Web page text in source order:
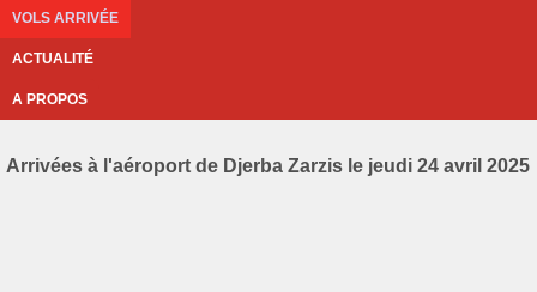
VOLS ARRIVÉE
ACTUALITÉ
A PROPOS
Arrivées à l'aéroport de Djerba Zarzis le jeudi 24 avril 2025